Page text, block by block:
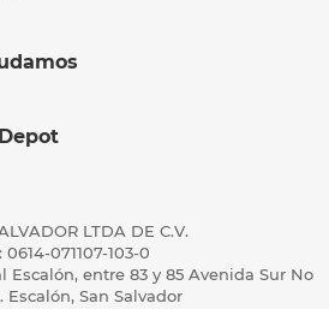
LTDA DE C.V.
0614-071107-103-0
Escalón, entre 83 y 85 Avenida Sur No
Escalón, San Salvador